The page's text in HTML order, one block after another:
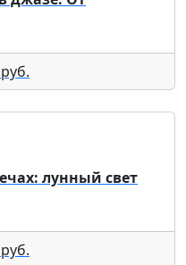
руб.
лунный свет
руб.